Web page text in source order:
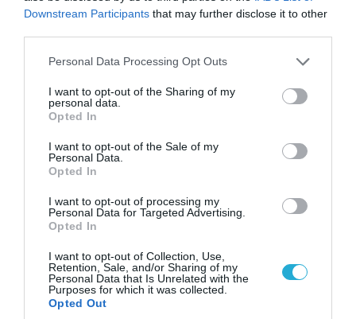
Downstream Participants that may further disclose it to other
Please note that this website/app uses one or more Google
not limited to your visit or usage behaviour. You may click to
grant or deny consent to Google and its third-party tags to
use your data for below specified purposes in below Google
consent section.
Personal Data Processing Opt Outs
I want to opt-out of the Sharing of my
personal data.
Opted In
I want to opt-out of the Sale of my
Personal Data.
Opted In
I want to opt-out of processing my
Personal Data for Targeted Advertising.
Opted In
I want to opt-out of Collection, Use,
Retention, Sale, and/or Sharing of my
Personal Data that Is Unrelated with the
Purposes for which it was collected.
Opted Out
ότι το Τόκιο θα πρέπει να αναλάβει την
πρωτοβουλία για να συμβεί αυτό.
Αναφερόμενος στην προοπτική ένταξης
της Ουκρανίας στο ΝΑΤΟ, ο Ρώσος
πρόεδρος είπε ότι η Ρωσία ήταν πάντα
απειλεί την ασφάλεια της. Είπε επίσης πως
αν σταματήσει η στρατιωτική βοήθεια από
το εξωτερικό η Ουκρανία δεν θα μπορέσει να
υπάρξει και μετά από μία εβδομάδα όλα θα
Μιλώντας για την προοπτική ένταξης της
Ουκρανίας στην Ευρωπαϊκή Ένωση, ο Ρώσος